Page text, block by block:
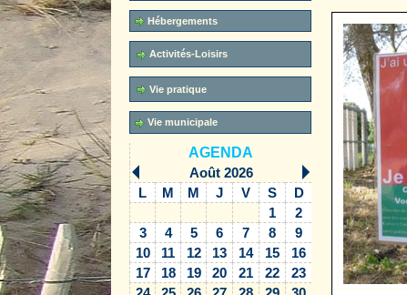
Hébergements
Activités-Loisirs
Vie pratique
Vie municipale
AGENDA
Août 2026
L
M M J V S
D
1
2
3
4 5 6 7 8
9
10
11 12 13 14 15
16
17
18 19 20 21 22
23